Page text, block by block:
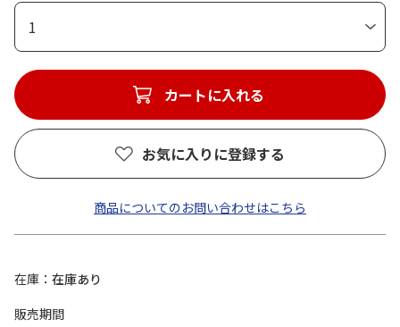
1
カートに入れる
お気に入りに登録する
商品についてのお問い合わせはこちら
在庫
在庫あり
販売期間